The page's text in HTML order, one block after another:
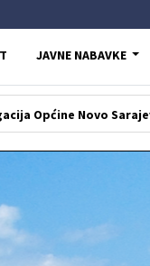
JAVNE NABAVKE
Novo Sarajevo odala